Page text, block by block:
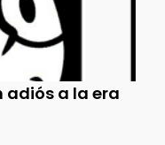
adiós a la era